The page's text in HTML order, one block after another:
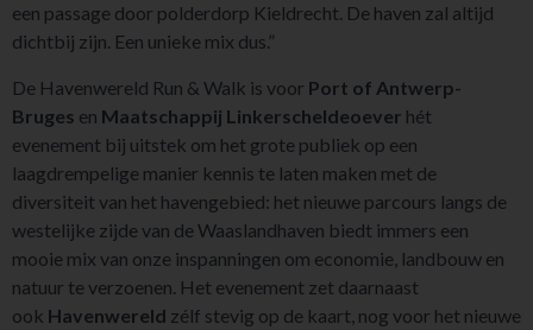
een passage door polderdorp Kieldrecht. De haven zal altijd
dichtbij zijn. Een unieke mix dus.”
De Havenwereld Run & Walk is voor Port of Antwerp-
Bruges en Maatschappij Linkerscheldeoever hét
evenement bij uitstek om het grote publiek op een
laagdrempelige manier kennis te laten maken met de
diversiteit van het havengebied: het nieuwe parcours langs de
westelijke zijde van de Waaslandhaven biedt immers een
mooie mix van onze inspanningen om economie, landbouw en
natuur te verzoenen. Het evenement zet daarnaast
ook Havenwereld zélf stevig op de kaart, nog voor het nieuwe